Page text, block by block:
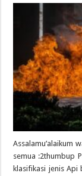
Assalamu’alaikum
semua :2thumbup
klasifikasi jenis Api